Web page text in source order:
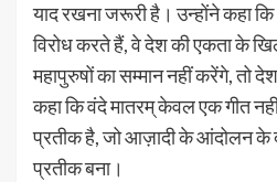
याद रखना जरूरी है। उन्होंने कहा कि
विरोध करते हैं, वे देश की एकता के
महापुरुषों का सम्मान नहीं करेंगे, तो
कहा कि वंदे मातरम् केवल एक गीत
प्रतीक है, जो आज़ादी के आंदोलन के
प्रतीक बना।